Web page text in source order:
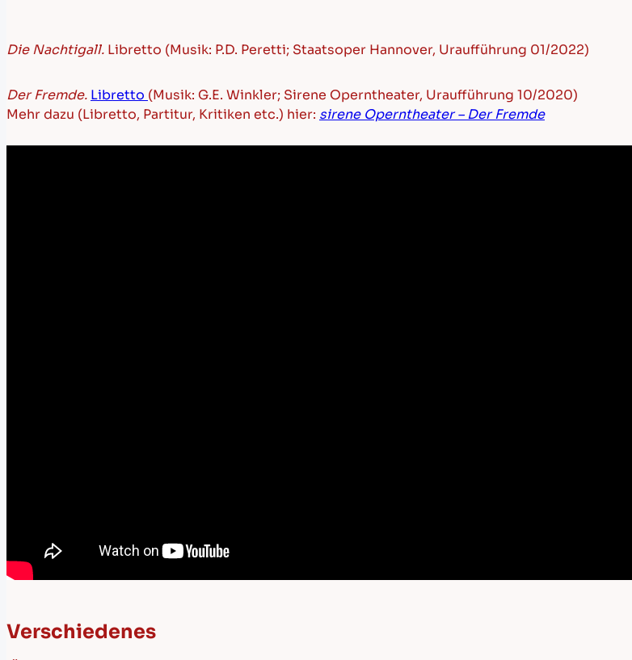
Die Nachtigall. Libretto (Musik: P.D. Peretti; Staatsoper Hannover, Uraufführung 01/2022)
Der Fremde. Libretto (Musik: G.E. Winkler; Sirene Operntheater, Uraufführung 10/2020)
Mehr dazu (Libretto, Partitur, Kritiken etc.) hier: sirene Operntheater – Der Fremde
Verschiedenes